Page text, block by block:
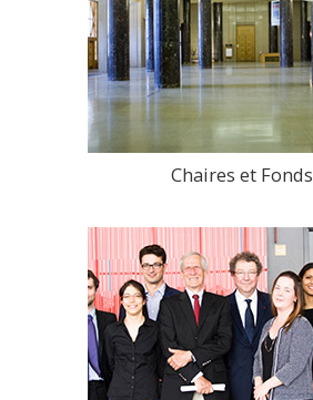
Chaires et Fonds